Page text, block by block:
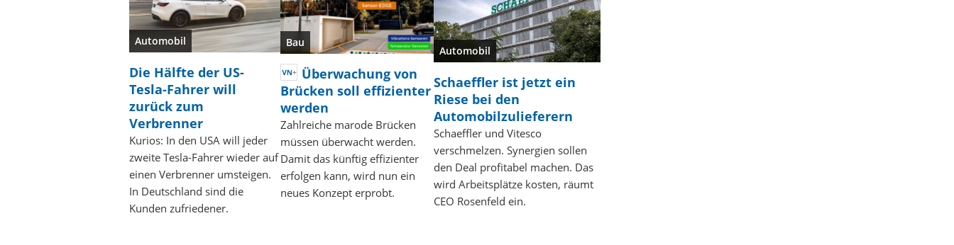
Automobil
Die Hälfte der US-
Tesla-Fahrer will
zurück zum
Verbrenner
Kurios: In den USA will jeder
zweite Tesla-Fahrer wieder auf
einen Verbrenner umsteigen.
In Deutschland sind die
Kunden zufriedener.
Bau
Überwachung von
Brücken soll effizienter
werden
Zahlreiche marode Brücken
müssen überwacht werden.
Damit das künftig effizienter
erfolgen kann, wird nun ein
neues Konzept erprobt.
Automobil
Schaeffler ist jetzt ein
Riese bei den
Automobilzulieferern
Schaeffler und Vitesco
verschmelzen. Synergien sollen
den Deal profitabel machen. Das
wird Arbeitsplätze kosten, räumt
CEO Rosenfeld ein.